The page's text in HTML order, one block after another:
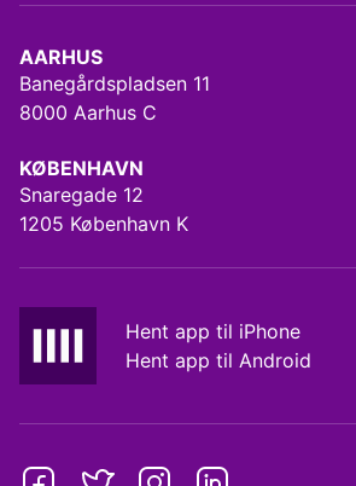
AARHUS
Banegårdspladsen 11
8000 Aarhus C
KØBENHAVN
Snaregade 12
1205 København K
Hent app til iPhone
Hent app til Android